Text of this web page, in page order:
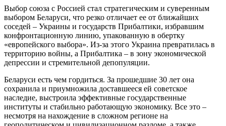
Выбор союза с Россией стал стратегическим и суверенным
выбором Беларуси, что резко отличает ее от ближайших
соседей – Украины и государств Прибалтики, избравшим
конфронтационную линию, упакованную в обертку
«европейского выбора». Из-за этого Украина превратилась в
территорию войны, а Прибалтика – в зону экономической
депрессии и стремительной депопуляции.
Беларуси есть чем гордиться. За прошедшие 30 лет она
сохранила и приумножила доставшееся ей советское
наследие, выстроила эффективные государственные
институты и стабильно работающую экономику. Все это –
несмотря на нахождение в сложном регионе на